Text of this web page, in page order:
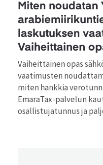
Miten noudatan
laskutuksen
Vaiheittainen
Vaiheittainen opas
vaatimusten
miten hankkia
EmaraTax-palvelun
osallistujatunnus ja